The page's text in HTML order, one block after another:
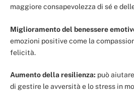
maggiore consapevolezza di sé e
Miglioramento del benessere
emozioni positive come la
felicità.
Aumento della resilienza: può
di gestire le avversità e lo stress in